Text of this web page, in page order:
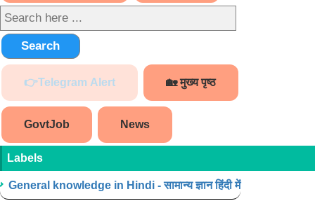
Search
👉Telegram Alert 🏡 मुख्य पृष्ठ
GovtJob News
Labels
General knowledge in Hindi - सामान्य ज्ञान हिंदी में